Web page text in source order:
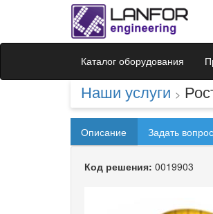
Каталог оборудования
Наши услуги >
Описание Задать вопрос
Код решения: 0019903